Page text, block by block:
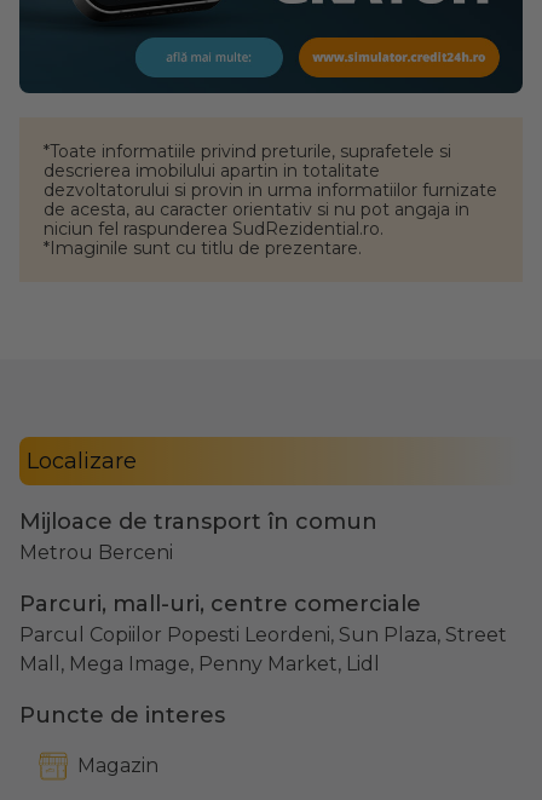
*Toate informatiile privind preturile, suprafetele si
descrierea imobilului apartin in totalitate
dezvoltatorului si provin in urma informatiilor furnizate
de acesta, au caracter orientativ si nu pot angaja in
niciun fel raspunderea SudRezidential.ro.
*Imaginile sunt cu titlu de prezentare.
Localizare
Mijloace de transport în comun
Metrou Berceni
Parcuri, mall-uri, centre comerciale
Parcul Copiilor Popesti Leordeni, Sun Plaza, Street
Mall, Mega Image, Penny Market, Lidl
Puncte de interes
Magazin